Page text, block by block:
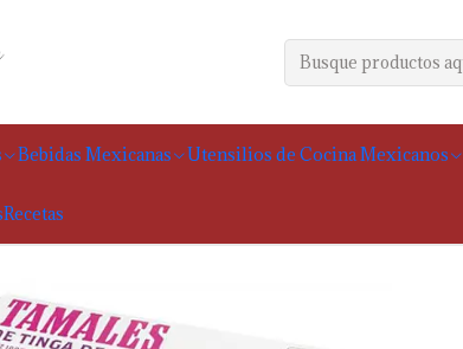
Bebidas Mexicanas Utensilios de Cocina Mexicanos
Recetas